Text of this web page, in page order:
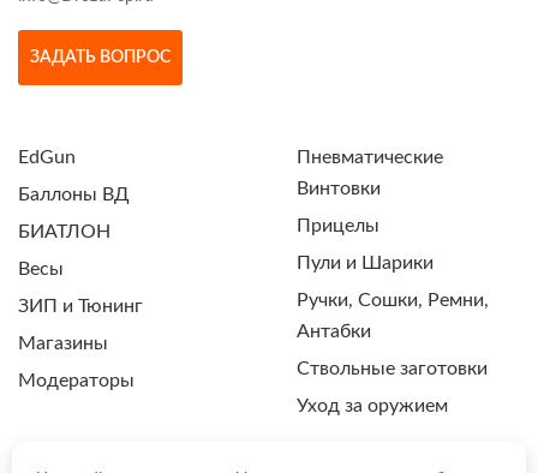
ЗАДАТЬ ВОПРОС
EdGun
Баллоны ВД
БИАТЛОН
Весы
ЗИП и Тюнинг
Магазины
Модераторы
Пневматические
Винтовки
Прицелы
Пули и Шарики
Ручки, Сошки, Ремни,
Антабки
Ствольные заготовки
Уход за оружием